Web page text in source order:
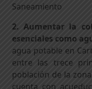
Saneamiento
2. Aumentar la
esenciales como
agua potable en
entre las trece
población de la
cuenta con